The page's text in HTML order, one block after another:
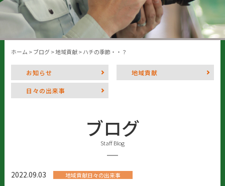
ホーム >ブログ>地域貢献>ハチの季節・・？
お知らせ 地域貢献
日々の出来事
ブログ
Staff Blog
2022.09.03 地域貢献日々の出来事